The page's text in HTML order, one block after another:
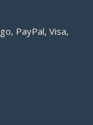
PayPal, Visa,